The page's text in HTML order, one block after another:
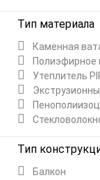
Тип материала
Каменная
Полиэфирное
Утеплитель
Тип
Балкон